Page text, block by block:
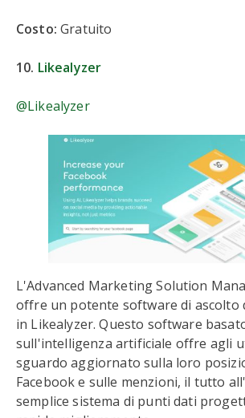
Costo:Gratuito
10. Likealyzer
@Likealyzer
L'Advanced Marketing Solution
offre un potente software di ascolto
in Likealyzer. Questo software
sull'intelligenza artificiale offre agli
sguardo aggiornato sulla loro
Facebook e sulle menzioni, il tutto
semplice sistema di punti dati